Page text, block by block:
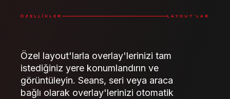
ÖZELLIKLER LAYOUT'LAR
Özel layout'larla overlay'lerinizi tam
istediğiniz yere konumlandırın ve
görüntüleyin. Seans, seri veya araca
bağlı olarak overlay'lerinizi otomatik